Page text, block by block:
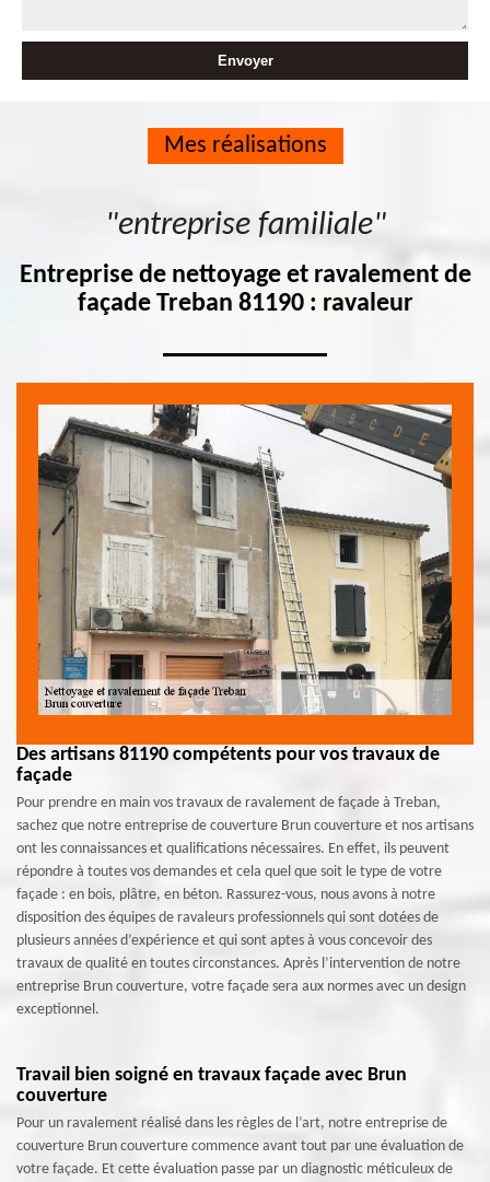
Mes réalisations
"entreprise familiale"
Entreprise de nettoyage et ravalement de
façade Treban 81190 : ravaleur
Des artisans 81190 compétents pour vos travaux de
façade
Pour prendre en main vos travaux de ravalement de façade à Treban,
sachez que notre entreprise de couverture Brun couverture et nos artisans
ont les connaissances et qualifications nécessaires. En effet, ils peuvent
répondre à toutes vos demandes et cela quel que soit le type de votre
façade : en bois, plâtre, en béton. Rassurez-vous, nous avons à notre
disposition des équipes de ravaleurs professionnels qui sont dotées de
plusieurs années d’expérience et qui sont aptes à vous concevoir des
travaux de qualité en toutes circonstances. Après l’intervention de notre
entreprise Brun couverture, votre façade sera aux normes avec un design
exceptionnel.
Travail bien soigné en travaux façade avec Brun
couverture
Pour un ravalement réalisé dans les règles de l’art, notre entreprise de
couverture Brun couverture commence avant tout par une évaluation de
votre façade. Et cette évaluation passe par un diagnostic méticuleux de